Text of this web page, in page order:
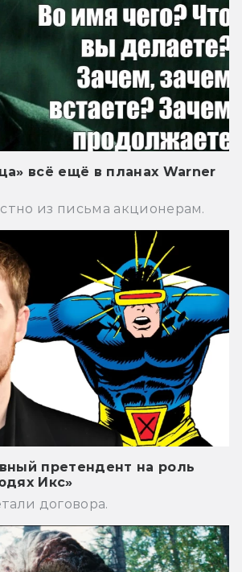
всё ещё в планах Warner
из письма акционерам.
претендент на роль
Икс»
договора.